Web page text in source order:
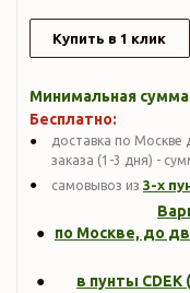
Купить в 1 клик
Минимальная сумма
Бесплатно:
доставка по Москве
заказа (1-3 дня) -
самовывоз из 3-х
по Москве, до
в пунты CDEK